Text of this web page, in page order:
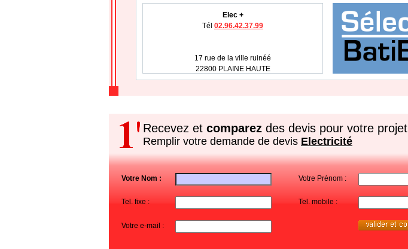
Elec +
Tél 02.96.42.37.99
17 rue de la ville ruinéé
22800 PLAINE HAUTE
Recevez et comparez des devis pour votre projet
Remplir votre demande de devis Electricité
Votre Nom : Votre Prénom :
Tel. fixe : Tel. mobile :
Votre e-mail :